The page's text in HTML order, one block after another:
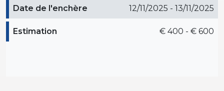
Date de l'enchère 12/11/2025 - 13/11/2025
Estimation € 400 - € 600